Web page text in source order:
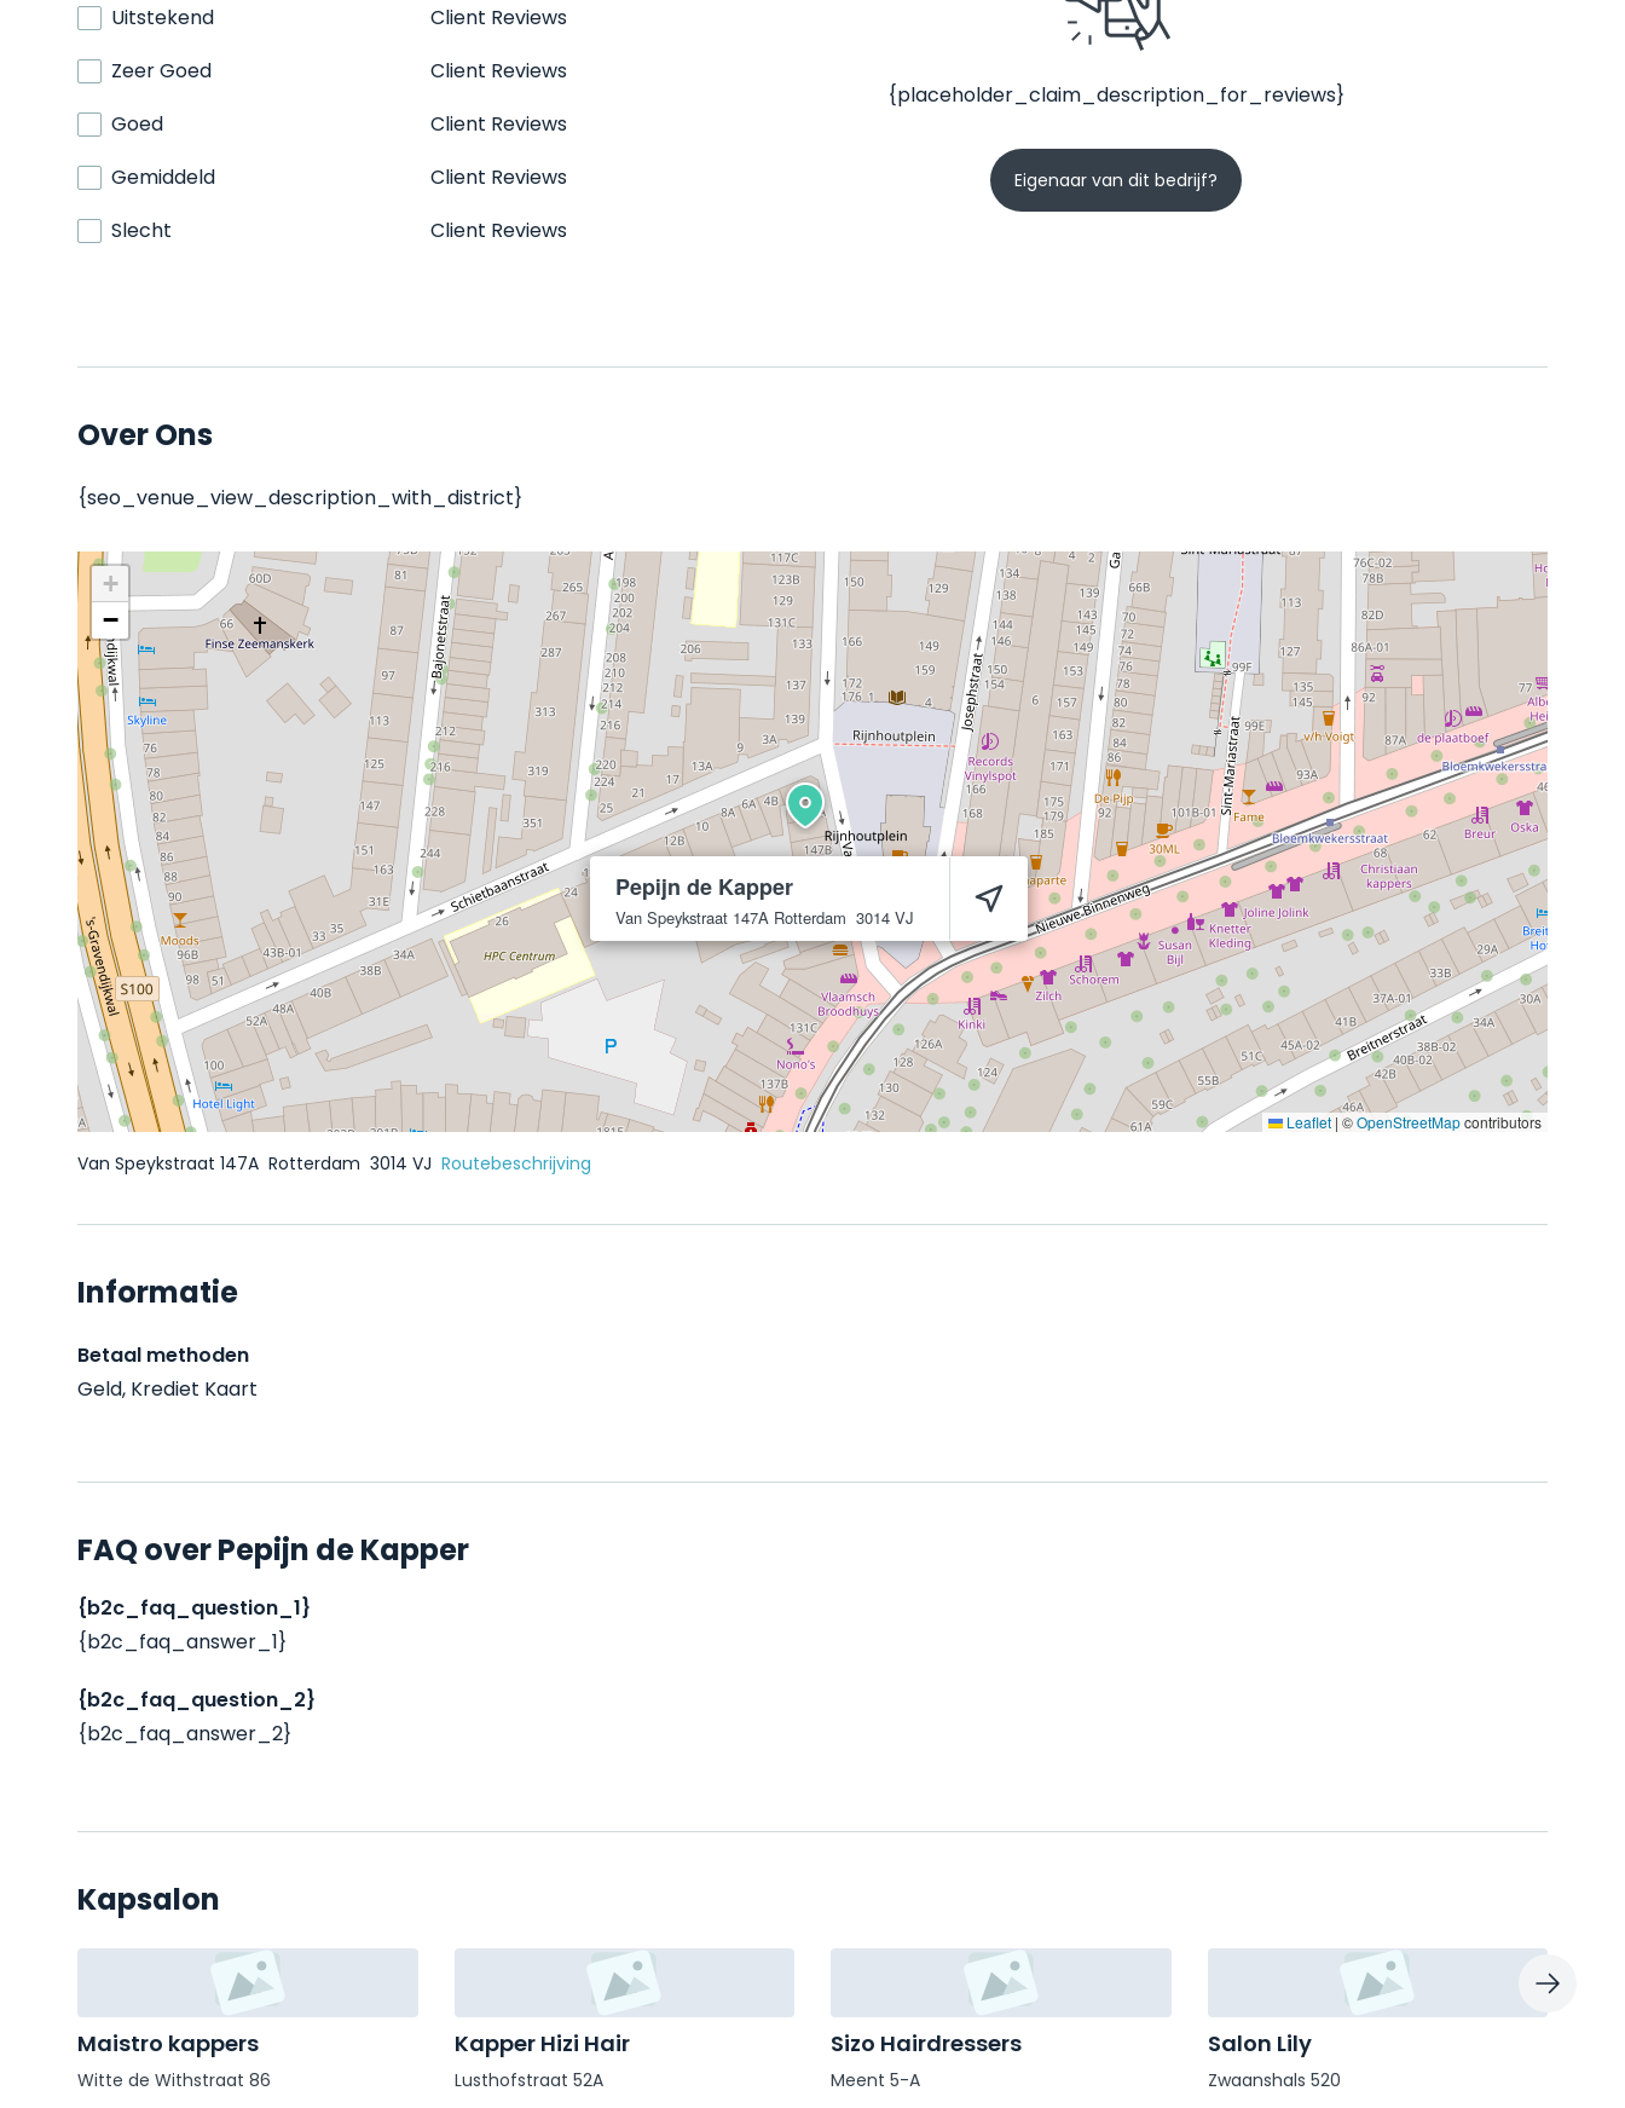
Uitstekend
Client Reviews
Zeer Goed
Client Reviews
Goed
Client Reviews
Gemiddeld
Client Reviews
Slecht
Client Reviews
{placeholder_claim_description_for_reviews}
Eigenaar van dit bedrijf?
Over Ons
{seo_venue_view_description_with_district}
Pepijn de Kapper
Van Speykstraat 147A Rotterdam 3014 VJ
+
−
Leaflet | ©OpenStreetMapcontributors
Van Speykstraat 147A Rotterdam 3014 VJ Routebeschrijving
Informatie
Betaal methoden
Geld, Krediet Kaart
FAQ over Pepijn de Kapper
{b2c_faq_question_1}
{b2c_faq_answer_1}
{b2c_faq_question_2}
{b2c_faq_answer_2}
Kapsalon
Maistro kappers
Witte de Withstraat 86
Kapper Hizi Hair
Lusthofstraat 52A
Sizo Hairdressers
Meent 5-A
Salon Lily
Zwaanshals 520